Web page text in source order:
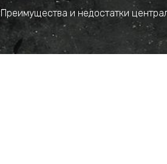
Преимущества и недостатки